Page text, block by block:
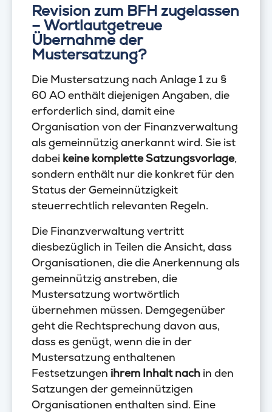
Revision zum BFH zugelassen
– Wortlautgetreue
Übernahme der
Mustersatzung?
Die Mustersatzung nach Anlage 1 zu §
60 AO enthält diejenigen Angaben, die
erforderlich sind, damit eine
Organisation von der Finanzverwaltung
als gemeinnützig anerkannt wird. Sie ist
dabei keine komplette Satzungsvorlage,
sondern enthält nur die konkret für den
Status der Gemeinnützigkeit
steuerrechtlich relevanten Regeln.
Die Finanzverwaltung vertritt
diesbezüglich in Teilen die Ansicht, dass
Organisationen, die die Anerkennung als
gemeinnützig anstreben, die
Mustersatzung wortwörtlich
übernehmen müssen. Demgegenüber
geht die Rechtsprechung davon aus,
dass es genügt, wenn die in der
Mustersatzung enthaltenen
Festsetzungen ihrem Inhalt nach in den
Satzungen der gemeinnützigen
Organisationen enthalten sind. Eine